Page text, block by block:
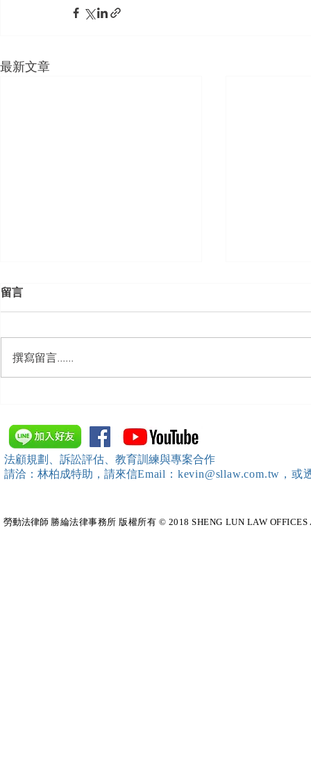
最新文章
中、南等地辦理（職場霸凌防
治教育訓練）課程 邀請本所律
師團隊擔任講師，課程圓滿完
成~*
留言
撰寫留言......
法顧規劃、訴訟評估、教育訓練與專案合作
請洽：林柏成特助 ，請來信Email：kevin@sllaw.com.tw，
勞動法律師​ 勝綸法律事務所 版權所有 © 2018 SHENG LUN LAW